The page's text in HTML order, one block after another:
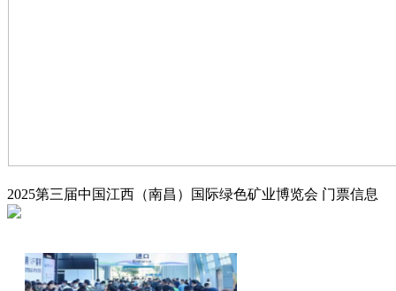
2025第三届中国江西（南昌）国际绿色矿业博览会 门票信息